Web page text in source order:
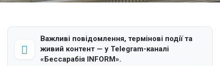
Важливі повідомлення, термінові події та
живий контент — у Telegram-каналі
«Бессарабія INFORM».